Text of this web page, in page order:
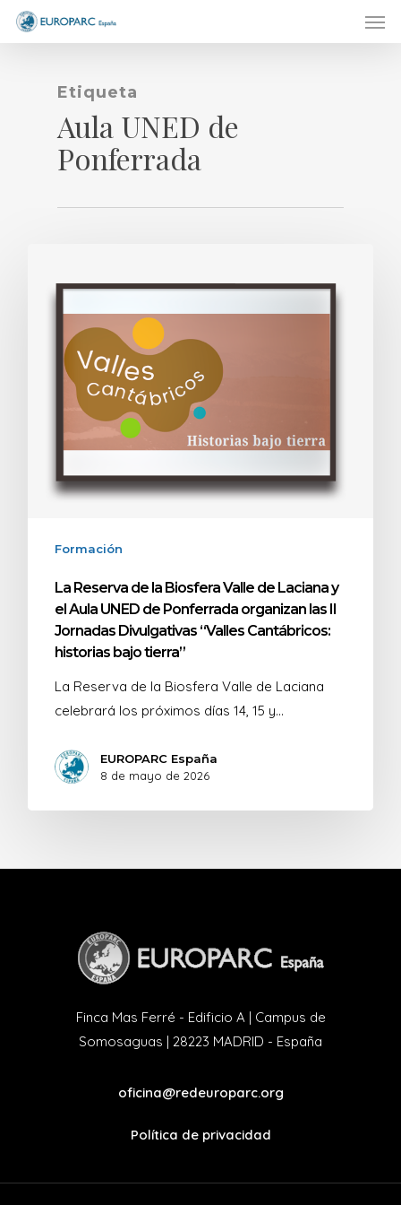
Skip
Etiqueta
Aula UNED de
Ponferrada
Formación
La Reserva de la Biosfera Valle de Laciana y
el Aula UNED de Ponferrada organizan las II
Jornadas Divulgativas “Valles Cantábricos:
historias bajo tierra”
La Reserva de la Biosfera Valle de Laciana
celebrará los próximos días 14, 15 y…
EUROPARC España
8 de mayo de 2026
Finca Mas Ferré - Edificio A | Campus de
Somosaguas | 28223 MADRID - España
oficina@redeuroparc.org
Política de privacidad